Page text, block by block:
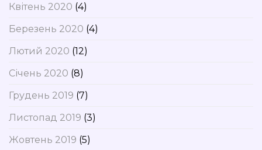
Квітень 2020 (4)
Березень 2020 (4)
Лютий 2020 (12)
Січень 2020 (8)
Грудень 2019 (7)
Листопад 2019 (3)
Жовтень 2019 (5)